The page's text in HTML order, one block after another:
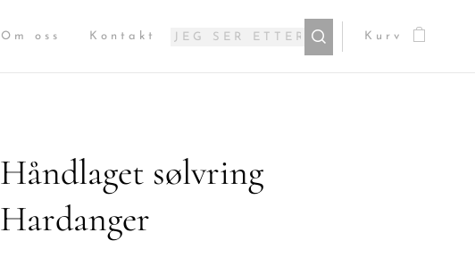
Om oss Kontakt Kurv
Håndlaget sølvring
Hardanger